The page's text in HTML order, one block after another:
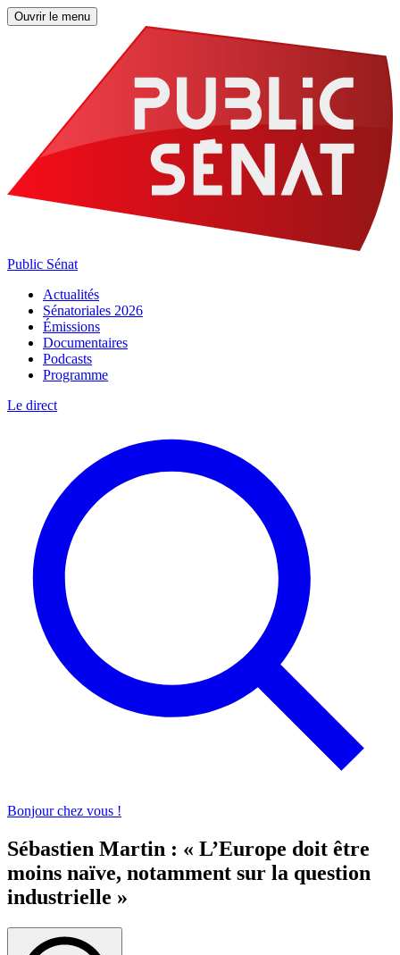
Ouvrir le menu
Public Sénat
Actualités
Sénatoriales 2026
Émissions
Documentaires
Podcasts
Programme
Le direct
Bonjour chez vous !
Sébastien Martin : « L’Europe doit être
moins naïve, notamment sur la question
industrielle »